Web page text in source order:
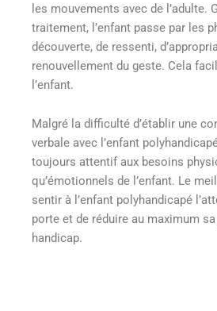
les mouvements avec de l’adulte.
traitement, l’enfant passe par les
découverte, de ressenti,
renouvellement du geste. Cela
l’enfant.
Malgré la difficulté d’établir une
verbale avec l’enfant
toujours attentif aux besoins
qu’émotionnels de l’enfant. Le
sentir à l’enfant polyhandicapé
porte et de réduire au maximum
handicap.